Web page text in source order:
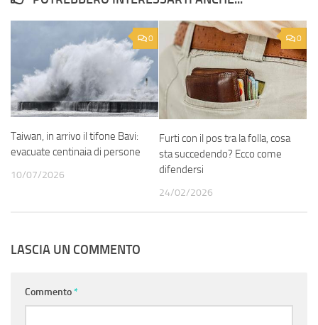
0
Taiwan, in arrivo il tifone Bavi:
evacuate centinaia di persone
10/07/2026
0
Furti con il pos tra la folla, cosa
sta succedendo? Ecco come
difendersi
24/02/2026
LASCIA UN COMMENTO
Commento*